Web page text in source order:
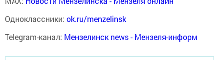
Одноклассники: ok.ru/menzelinsk
Telegram-канал: Мензелинск news - Мензеля-информ